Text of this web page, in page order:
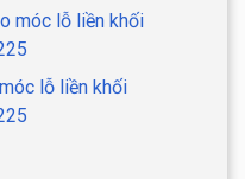
móc lỗ liền khối
lỗ liền khối